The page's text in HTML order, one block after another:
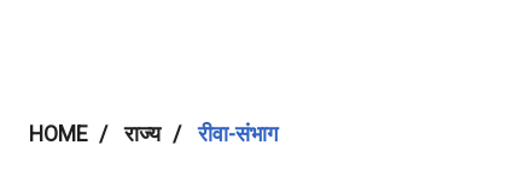
HOME राज्य रीवा-संभाग